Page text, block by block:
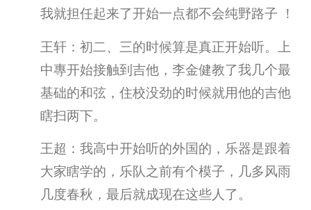
我就担任起来了开始一点都不会纯野路子 ！
王轩：初二、三的时候算是真正开始听。上
中專开始接触到吉他，李金健教了我几个最
基础的和弦，住校没劲的时候就用他的吉他
瞎扫两下。
王超：我高中开始听的外国的，乐器是跟着
大家瞎学的，乐队之前有个模子，几多风雨
几度春秋，最后就成现在这些人了。